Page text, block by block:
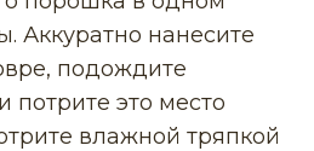
Аккуратно нанесите
подождите
потрите это место
влажной тряпкой